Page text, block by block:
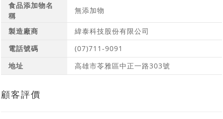
食品添加物名
稱
無添加物
製造廠商
緯泰科技股份有限公司
電話號碼
(07)711-9091
地址
高雄市苓雅區中正一路303號
顧客評價